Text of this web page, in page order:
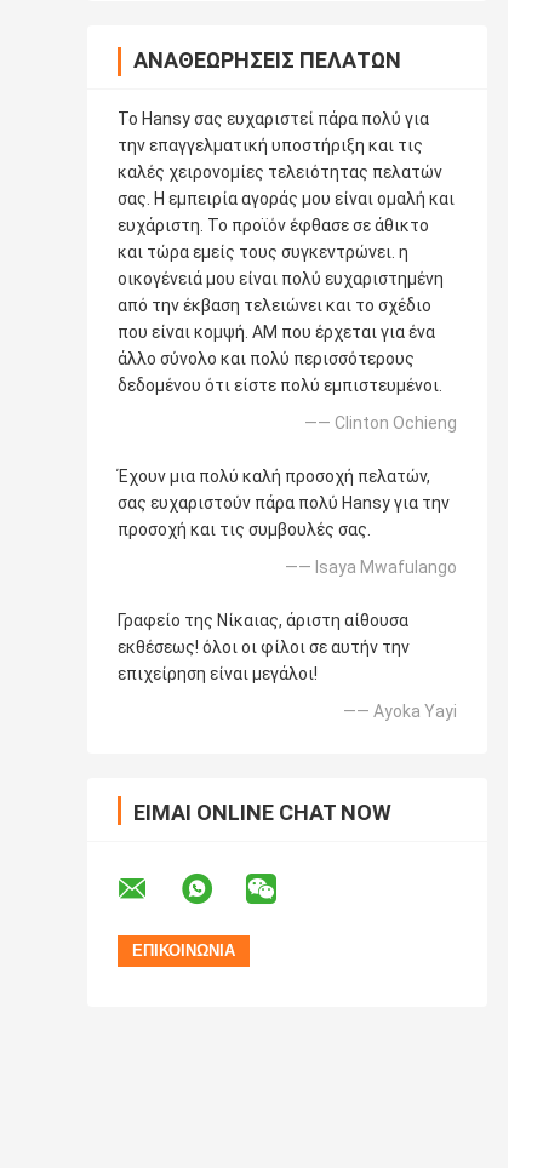
ΑΝΑΘΕΩΡΉΣΕΙΣ ΠΕΛΑΤΏΝ
Το Hansy σας ευχαριστεί πάρα πολύ για
την επαγγελματική υποστήριξη και τις
καλές χειρονομίες τελειότητας πελατών
σας. Η εμπειρία αγοράς μου είναι ομαλή και
ευχάριστη. Το προϊόν έφθασε σε άθικτο
και τώρα εμείς τους συγκεντρώνει. η
οικογένειά μου είναι πολύ ευχαριστημένη
από την έκβαση τελειώνει και το σχέδιο
που είναι κομψή. AM που έρχεται για ένα
άλλο σύνολο και πολύ περισσότερους
δεδομένου ότι είστε πολύ εμπιστευμένοι.
—— Clinton Ochieng
Έχουν μια πολύ καλή προσοχή πελατών,
σας ευχαριστούν πάρα πολύ Hansy για την
προσοχή και τις συμβουλές σας.
—— Isaya Mwafulango
Γραφείο της Νίκαιας, άριστη αίθουσα
εκθέσεως! όλοι οι φίλοι σε αυτήν την
επιχείρηση είναι μεγάλοι!
—— Ayoka Yayi
ΕΊΜΑΙ ONLINE CHAT NOW